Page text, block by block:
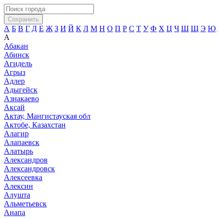
Сохранить
А Б В Г Д Е Ж З И Й К Л М Н О П Р С Т У Ф Х Ц Ч Ш Щ Э Ю
А
Абакан
Абинск
Агидель
Агрыз
Адлер
Адыгейск
Азнакаево
Аксай
Актау, Мангистауская обл
Актобе, Казахстан
Алагир
Алапаевск
Алатырь
Александров
Александровск
Алексеевка
Алексин
Алушта
Альметьевск
Анапа